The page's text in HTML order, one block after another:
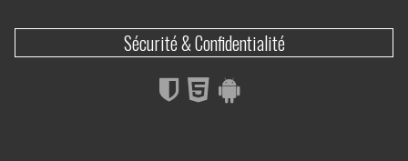
Sécurité & Confidentialité